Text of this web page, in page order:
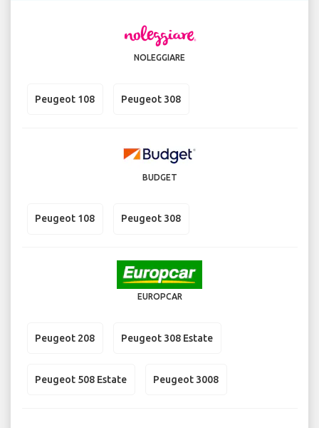
NOLEGGIARE
Peugeot 108 Peugeot 308
BUDGET
Peugeot 108 Peugeot 308
EUROPCAR
Peugeot 208 Peugeot 308 Estate
Peugeot 508 Estate Peugeot 3008